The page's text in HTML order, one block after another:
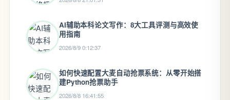
AI辅助本科论文写作：8大工具评测与高效使
用指南
2026/8/9 0:12:37
如何快速配置大麦自动抢票系统：从零开始搭
建Python抢票助手
2026/8/8 16:41:55